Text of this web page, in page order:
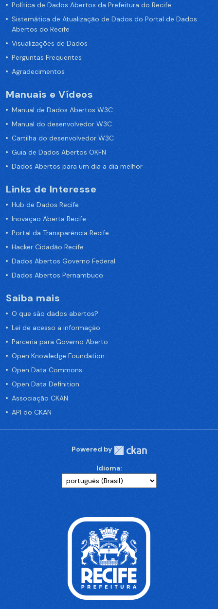
Política de Dados Abertos da Prefeitura do Recife
Sistemática de Atualização de Dados do Portal de Dados
Abertos do Recife
Visualizações de Dados
Perguntas Frequentes
Agradecimentos
Manuais e Vídeos
Manual de Dados Abertos W3C
Manual do desenvolvedor W3C
Cartilha do desenvolvedor W3C
Guia de Dados Abertos OKFN
Dados Abertos para um dia a dia melhor
Links de Interesse
Hub de Dados Recife
Inovação Aberta Recife
Portal da Transparência Recife
Hacker Cidadão Recife
Dados Abertos Governo Federal
Dados Abertos Pernambuco
Saiba mais
O que são dados abertos?
Lei de acesso a informação
Parceria para Governo Aberto
Open Knowledge Foundation
Open Data Commons
Open Data Definition
Associação CKAN
API do CKAN
Powered by
Idioma